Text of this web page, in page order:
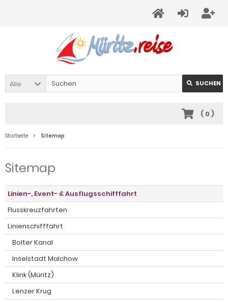
Alle SUCHEN
( 0)
Startseite Sitemap
Sitemap
Linien-, Event- & Ausflugsschifffahrt
Flusskreuzfahrten
Linienschifffahrt
Bolter Kanal
Inselstadt Malchow
Klink (Müritz)
Lenzer Krug